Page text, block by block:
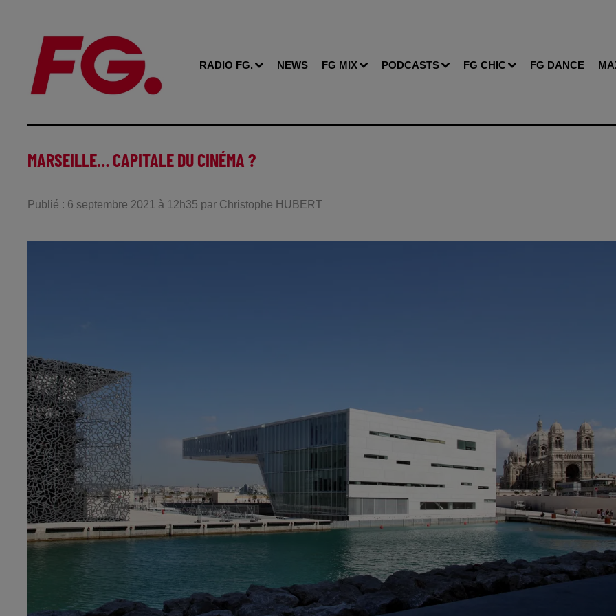
RADIO FG. NEWS FG MIX PODCASTS FG CHIC FG DANCE
MARSEILLE… CAPITALE DU CINÉMA ?
Publié : 6 septembre 2021 à 12h35 par Christophe HUBERT